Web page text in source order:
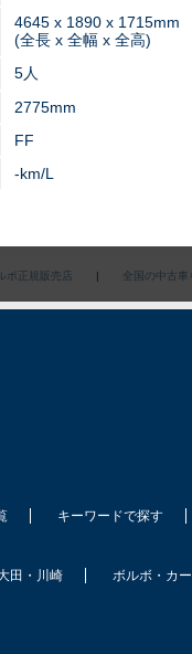
4645 x 1890 x 1715mm
(全長 x 全幅 x 全高)
5人
2775mm
FF
-km/L
ボ正規販売店 | 全国の中古車
キーワードで探す
田・川崎 ボルボ・カ